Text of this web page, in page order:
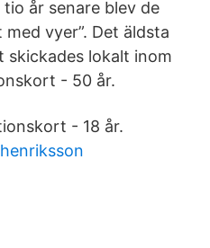
år senare blev de
vyer”. Det äldsta
skickades lokalt inom
- 50 år.
- 18 år.